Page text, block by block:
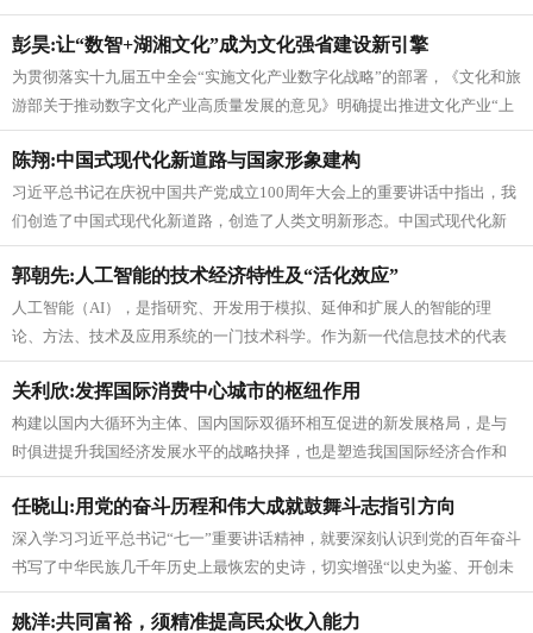
之畔的千年学府——岳麓书院传出琅...
彭昊:让“数智+湖湘文化”成为文化强省建设新引擎
为贯彻落实十九届五中全会“实施文化产业数字化战略”的部署，《文化和旅
游部关于推动数字文化产业高质量发展的意见》明确提出推进文化产业“上
云用数赋智”。湖南“十四五...
陈翔:中国式现代化新道路与国家形象建构
习近平总书记在庆祝中国共产党成立100周年大会上的重要讲话中指出，我
们创造了中国式现代化新道路，创造了人类文明新形态。中国式现代化新
道路是中国共产党探索执政规律...
郭朝先:人工智能的技术经济特性及“活化效应”
人工智能（AI），是指研究、开发用于模拟、延伸和扩展人的智能的理
论、方法、技术及应用系统的一门技术科学。作为新一代信息技术的代表
之一，人工智能广泛应用了计算机、...
关利欣:发挥国际消费中心城市的枢纽作用
构建以国内大循环为主体、国内国际双循环相互促进的新发展格局，是与
时俱进提升我国经济发展水平的战略抉择，也是塑造我国国际经济合作和
竞争新优势的战略抉择。对此，我们...
任晓山:用党的奋斗历程和伟大成就鼓舞斗志指引方向
深入学习习近平总书记“七一”重要讲话精神，就要深刻认识到党的百年奋斗
书写了中华民族几千年历史上最恢宏的史诗，切实增强“以史为鉴、开创未
来”的思想自觉、政治自觉、...
姚洋:共同富裕，须精准提高民众收入能力